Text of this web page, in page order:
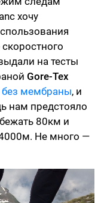
хочу
на тесты
Gore-Tex
мембраны, и
нам предстояло
80км и
Не много —